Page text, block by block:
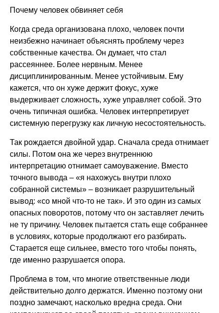
Почему человек обвиняет себя
Когда среда организована плохо, человек почти
неизбежно начинает объяснять проблему через
собственные качества. Он думает, что стал
рассеяннее. Более нервным. Менее
дисциплинированным. Менее устойчивым. Ему
кажется, что он хуже держит фокус, хуже
выдерживает сложность, хуже управляет собой. Это
очень типичная ошибка. Человек интерпретирует
системную перегрузку как личную несостоятельность.
Так рождается двойной удар. Сначала среда отнимает
силы. Потом она же через внутреннюю
интерпретацию отнимает самоуважение. Вместо
точного вывода – «я нахожусь внутри плохо
собранной системы» – возникает разрушительный
вывод: «со мной что-то не так». И это один из самых
опасных поворотов, потому что он заставляет лечить
не ту причину. Человек пытается стать еще собраннее
в условиях, которые продолжают его разбирать.
Старается еще сильнее, вместо того чтобы понять,
где именно разрушается опора.
Проблема в том, что многие ответственные люди
действительно долго держатся. Именно поэтому они
поздно замечают, насколько вредна среда. Они